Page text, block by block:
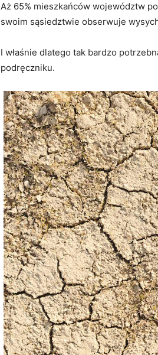
Aż 65% mieszkańców województw
swoim sąsiedztwie obserwuje
I właśnie dlatego tak bardzo
podręczniku.